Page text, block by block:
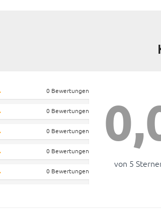
0 Bewertungen
0 Bewertungen
0 Bewertungen
0 Bewertungen
0 Bewertungen
von 5